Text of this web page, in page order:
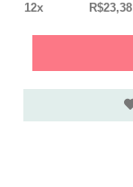
12x
R$23,38